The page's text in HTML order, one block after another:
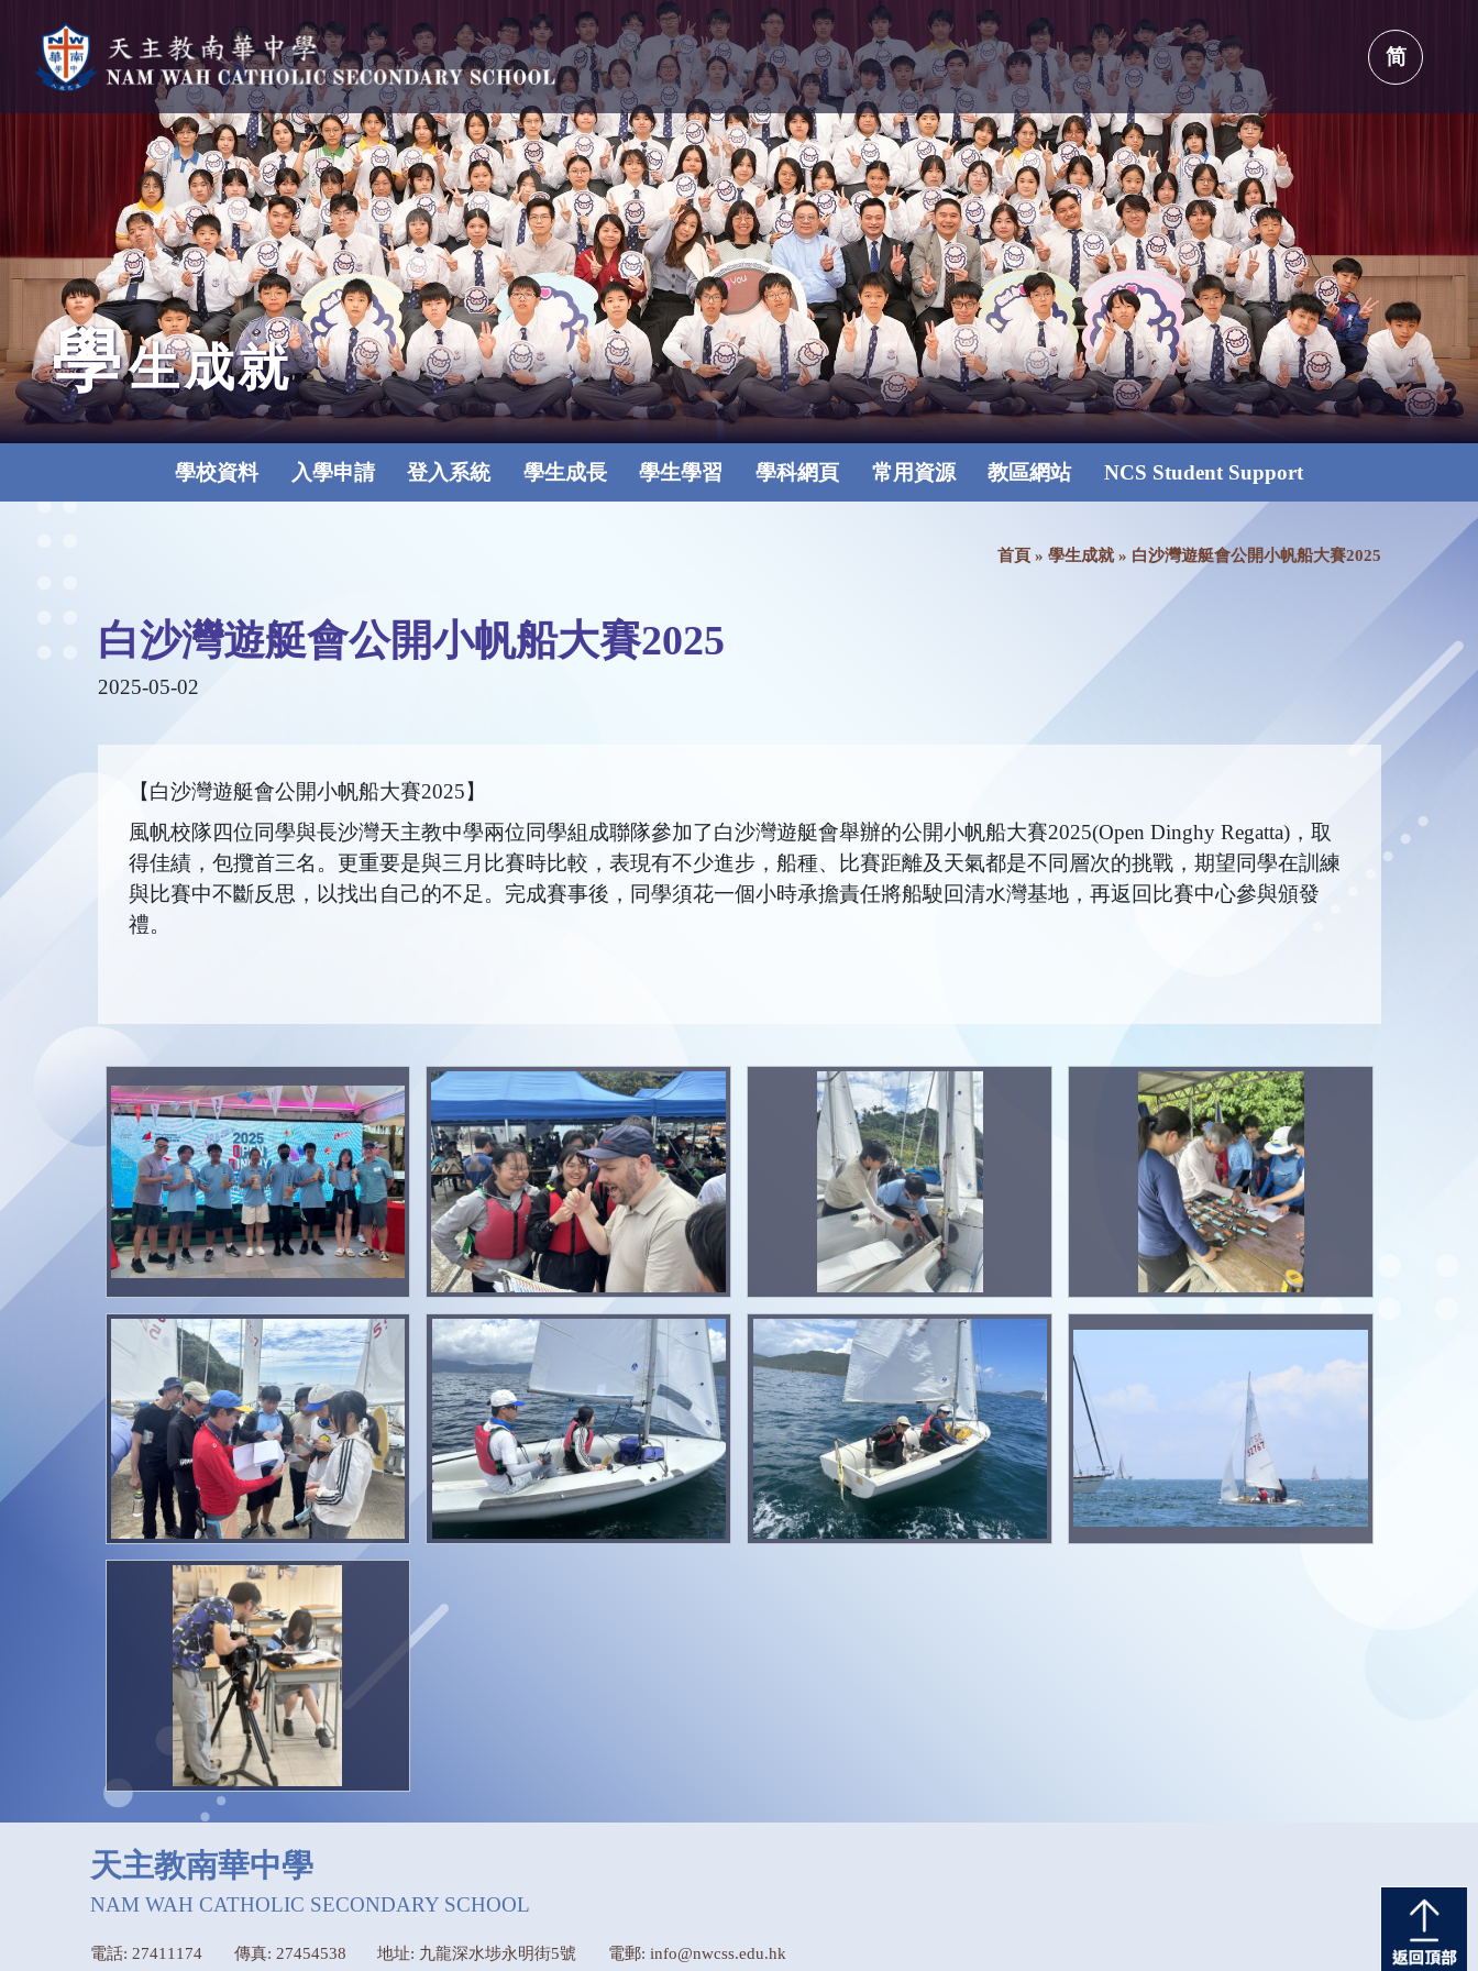
简
學生成就
學校資料 入學申請 登入系統 學生成長 學生學習 學科網頁 常用資源 教區網站 NCS Student Support
首頁» 學生成就» 白沙灣遊艇會公開小帆船大賽2025
白沙灣遊艇會公開小帆船大賽2025
2025-05-02
【白沙灣遊艇會公開小帆船大賽2025】
風帆校隊四位同學與長沙灣天主教中學兩位同學組成聯隊參加了白沙灣遊艇會舉辦的公開小帆船大賽2025(Open Dinghy Regatta)，取
得佳績，包攬首三名。更重要是與三月比賽時比較，表現有不少進步，船種、比賽距離及天氣都是不同層次的挑戰，期望同學在訓練
與比賽中不斷反思，以找出自己的不足。完成賽事後，同學須花一個小時承擔責任將船駛回清水灣基地，再返回比賽中心參與頒發
禮。
天主教南華中學
NAM WAH CATHOLIC SECONDARY SCHOOL
電話: 27411174 傳真: 27454538 地址: 九龍深水埗永明街5號 電郵: info@nwcss.edu.hk